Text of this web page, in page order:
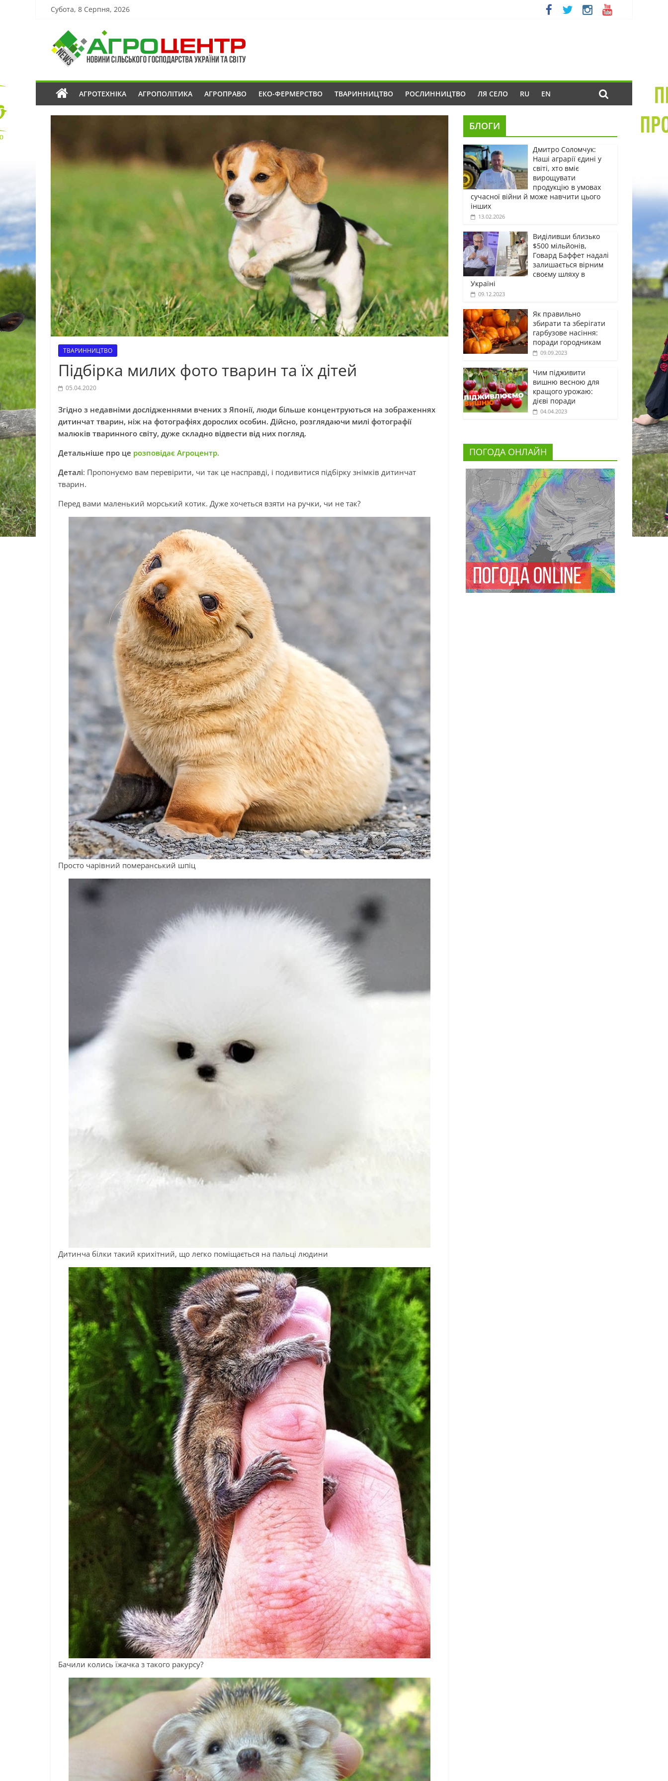
Субота, 8 Серпня, 2026
АГРОТЕХНІКА АГРОПОЛІТИКА АГРОПРАВО ЕКО-ФЕРМЕРСТВО ТВАРИННИЦТВО РОСЛИННИЦТВО ЛЯ СЕЛО RU EN
ТВАРИННИЦТВО
Підбірка милих фото тварин та їх дітей
05.04.2020
Згідно з недавніми дослідженнями вчених з Японії, люди більше концентруються на зображеннях
дитинчат тварин, ніж на фотографіях дорослих особин. Дійсно, розглядаючи милі фотографії
малюків тваринного світу, дуже складно відвести від них погляд.
Детальніше про це розповідає Агроцентр.
Деталі: Пропонуємо вам перевірити, чи так це насправді, і подивитися підбірку знімків дитинчат
тварин.
Перед вами маленький морський котик. Дуже хочеться взяти на ручки, чи не так?
Просто чарівний померанський шпіц
Дитинча білки такий крихітний, що легко поміщається на пальці людини
Бачили колись їжачка з такого ракурсу?
БЛОГИ
Дмитро Соломчук:
Наші аграрії єдині у
світі, хто вміє
вирощувати
продукцію в умовах
сучасної війни й може навчити цього
інших
13.02.2026
Виділивши близько
$500 мільйонів,
Говард Баффет надалі
залишається вірним
своєму шляху в
Україні
09.12.2023
Як правильно
збирати та зберігати
гарбузове насіння:
поради городникам
09.09.2023
Чим підживити
вишню весною для
кращого урожаю:
дієві поради
04.04.2023
ПОГОДА ОНЛАЙН